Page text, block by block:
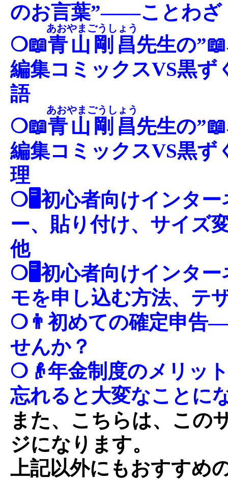
のお言葉”――ことわざ
❍📖青山剛昌
あおやまごうしょう
先生の
編集コミックスVS黒
語
❍📖青山剛昌
あおやまごうしょう
先生の
編集コミックスVS黒
理
❍🖥初心者向けインター
ー、貼り付け、サイズ
他
❍🖥初心者向けインター
モを申し込む方法、テ
❍👨初めての確定申告
せんか？
❍👴年金制度のメリッ
忘れると大変なことに
また、こちらは、この
ジになります。
上記以外にもおすすめ